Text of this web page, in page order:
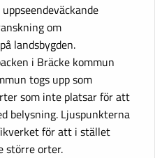
om
landsbygden.
i Bräcke kommun
togs upp som
som inte platsar för att
belysning. Ljuspunkterna
för att i stället
större orter.